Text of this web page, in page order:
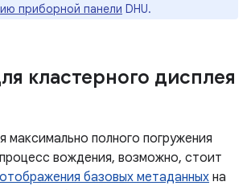
приборной панели DHU.
кластерного дисплея
максимально полного погружения
вождения, возможно, стоит
отображения базовых метаданных на